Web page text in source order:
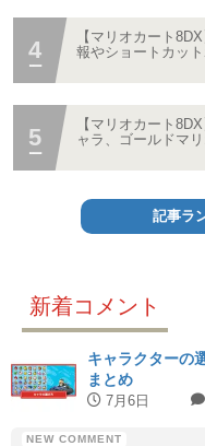
【マリオカート
報やショートカッ
【マリオカート
ャラ、ゴールドマ
記事ラ
新着コメント
キャラクターの
まとめ
7月6日